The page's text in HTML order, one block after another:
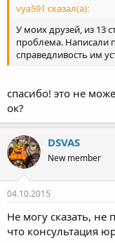
vya591 сказал(а):
У моих друзей, из 13
проблема. Написали
справедливость им
спасибо! это не
ок?
DSVAS
New member
04.10.2015
Не могу сказать,
что консультация